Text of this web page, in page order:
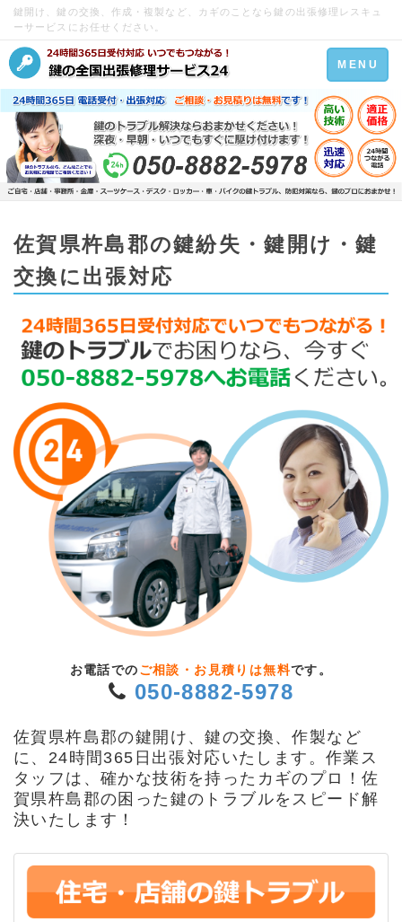
鍵開け、鍵の交換、作成・複製など、カギのことなら鍵の出張修理レスキュ
ーサービスにお任せください。
Toggle
navigation
MENU
佐賀県杵島郡の鍵紛失・鍵開け・鍵
交換に出張対応
お電話での ご相談・お見積りは無料です。
050-8882-5978
佐賀県杵島郡の鍵開け、鍵の交換、作製など
に、24時間365日出張対応いたします。作業ス
タッフは、確かな技術を持ったカギのプロ！佐
賀県杵島郡の困った鍵のトラブルをスピード解
決いたします！